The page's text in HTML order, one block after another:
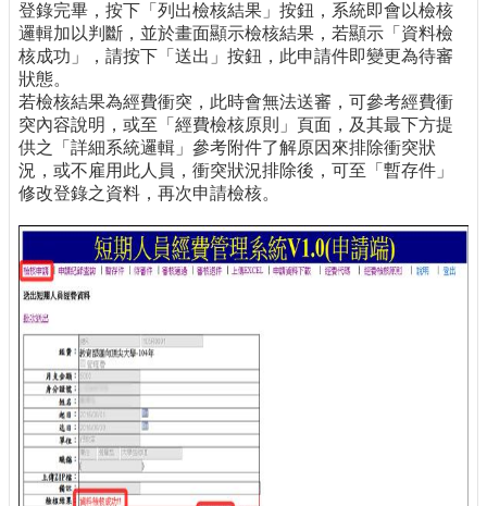
登錄完畢，按下「列出檢核結果」按鈕，系統即會以檢核
邏輯加以判斷，並於畫面顯示檢核結果，若顯示「資料檢
核成功」，請按下「送出」按鈕，此申請件即變更為待審
狀態。
若檢核結果為經費衝突，此時會無法送審，可參考經費衝
突內容說明，或至「經費檢核原則」頁面，及其最下方提
供之「詳細系統邏輯」參考附件了解原因來排除衝突狀
況，或不雇用此人員，衝突狀況排除後，可至「暫存件」
修改登錄之資料，再次申請檢核。